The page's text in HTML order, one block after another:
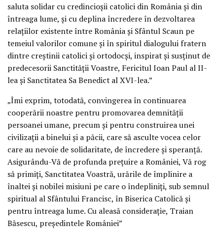
saluta solidar cu credincioşii catolici din România şi din
întreaga lume, şi cu deplina încredere în dezvoltarea
relaţiilor existente între România şi Sfântul Scaun pe
temeiul valorilor comune şi în spiritul dialogului fratern
dintre creştinii catolici şi ortodocşi, inspirat şi susţinut de
predecesorii Sanctităţii Voastre, Fericitul Ioan Paul al II-
lea şi Sanctitatea Sa Benedict al XVI-lea.”
„Îmi exprim, totodată, convingerea în continuarea
cooperării noastre pentru promovarea demnităţii
persoanei umane, precum şi pentru construirea unei
civilizaţii a binelui şi a păcii, care să asculte vocea celor
care au nevoie de solidaritate, de încredere şi speranţă.
Asigurându-Vă de profunda preţuire a României, Vă rog
să primiţi, Sanctitatea Voastră, urările de împlinire a
înaltei şi nobilei misiuni pe care o îndepliniţi, sub semnul
spiritual al Sfântului Francisc, în Biserica Catolică şi
pentru întreaga lume. Cu aleasă consideraţie, Traian
Băsescu, preşedintele României”